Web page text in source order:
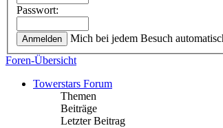
Passwort:
Mich bei jedem Besuch
Foren-Übersicht
Towerstars Forum
Themen
Beiträge
Letzter Beitrag